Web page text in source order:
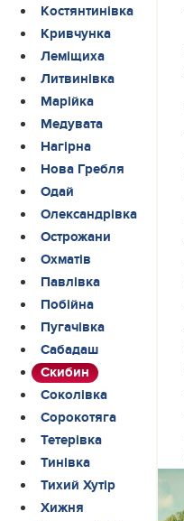
Костянтинівка
Кривчунка
Леміщиха
Литвинівка
Марійка
Медувата
Нагірна
Нова Гребля
Одай
Олександрівка
Острожани
Охматів
Павлівка
Побійна
Пугачівка
Сабадаш
Скибин
Соколівка
Сорокотяга
Тетерівка
Тинівка
Тихий Хутір
Хижня